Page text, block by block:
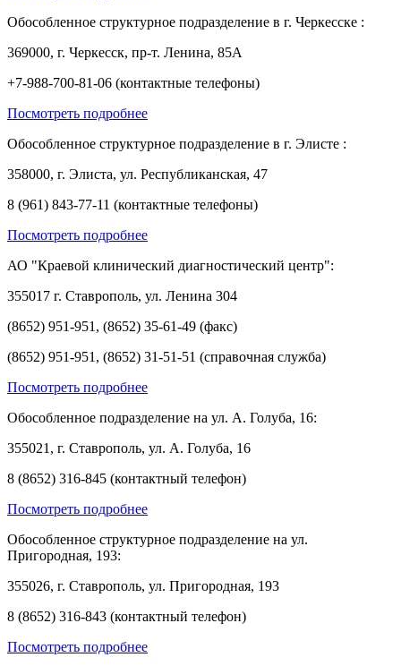
Обособленное структурное подразделение в г. Черкесске :
369000, г. Черкесск, пр-т. Ленина, 85А
+7-988-700-81-06 (контактные телефоны)
Посмотреть подробнее
Обособленное структурное подразделение в г. Элисте :
358000, г. Элиста, ул. Республиканская, 47
8 (961) 843-77-11 (контактные телефоны)
Посмотреть подробнее
АО "Краевой клинический диагностический центр":
355017 г. Ставрополь, ул. Ленина 304
(8652) 951-951, (8652) 35-61-49 (факс)
(8652) 951-951, (8652) 31-51-51 (справочная служба)
Посмотреть подробнее
Обособленное подразделение на ул. А. Голуба, 16:
355021, г. Ставрополь, ул. А. Голуба, 16
8 (8652) 316-845 (контактный телефон)
Посмотреть подробнее
Обособленное структурное подразделение на ул.
Пригородная, 193:
355026, г. Ставрополь, ул. Пригородная, 193
8 (8652) 316-843 (контактный телефон)
Посмотреть подробнее